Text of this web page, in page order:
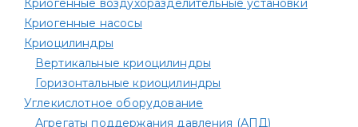
Криогенные воздухоразделительные установки
Криогенные насосы
Криоцилиндры
Вертикальные криоцилиндры
Горизонтальные криоцилиндры
Углекислотное оборудование
Агрегаты поддержания давления (АПД)